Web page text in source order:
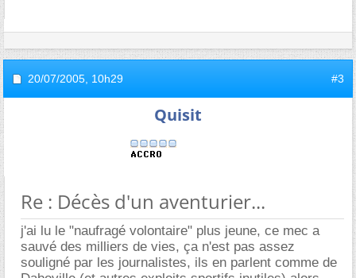
20/07/2005, 10h29 #3
Quisit
Re : Décès d'un aventurier...
j'ai lu le "naufragé volontaire" plus jeune, ce mec a
sauvé des milliers de vies, ça n'est pas assez
souligné par les journalistes, ils en parlent comme de